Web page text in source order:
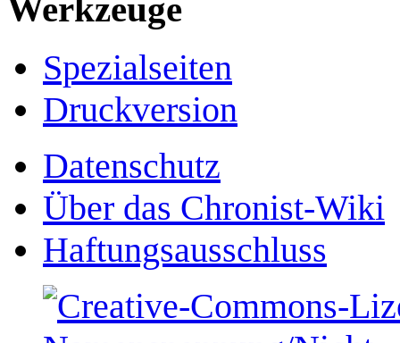
Werkzeuge
Spezialseiten
Druckversion
Datenschutz
Über das Chronist-Wiki
Haftungsausschluss